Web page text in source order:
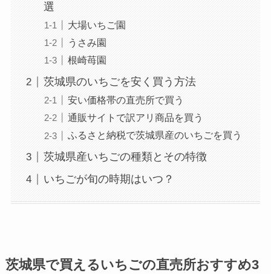
選
大場いちご園
うさみ園
根崎苺園
茨城県のいちごを安く買う方法
安い価格帯の直売所で買う
通販サイトで訳アリ商品を買う
ふるさと納税で茨城県産のいちごを買う
茨城県産いちごの種類とその特徴
いちごが旬の時期はいつ？
茨城県で買えるいちごの直売所おすすめ3